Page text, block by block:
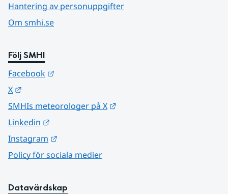
Hantering av personuppgifter
Om smhi.se
Följ SMHI
Facebook
X
SMHIs meteorologer på X
Linkedin
Instagram
Policy för sociala medier
Datavärdskap